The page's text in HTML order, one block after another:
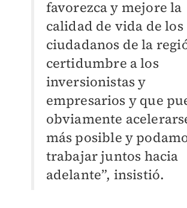
favorezca y mejore la
calidad de vida de los
ciudadanos de la
certidumbre a los
inversionistas y
empresarios y que
obviamente
más posible y
trabajar juntos hacia
adelante”, insistió.